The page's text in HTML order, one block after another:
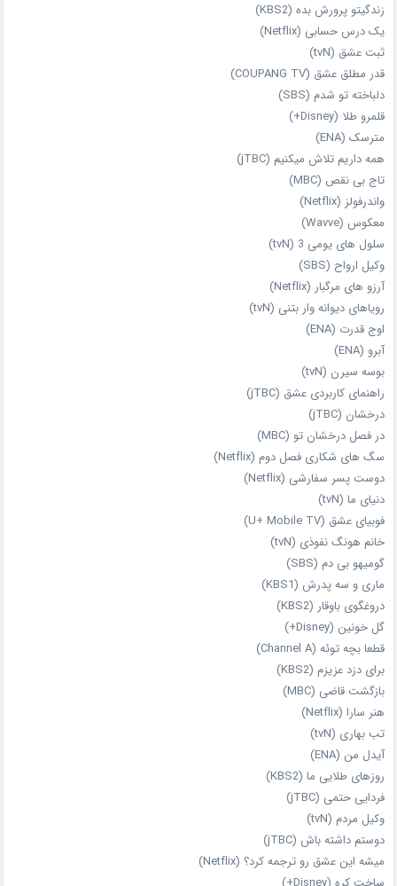
زندگیتو پرورش بده (KBS2)
یک درس حسابی (Netflix)
ثبت عشق (tvN)
قدر مطلق عشق (COUPANG TV)
دلباخته تو شدم (SBS)
قلمرو طلا (Disney+)
مترسک (ENA)
همه داریم تلاش میکنیم (jTBC)
تاج بی‌ نقص (MBC)
واندرفولز (Netflix)
معکوس (Wavve)
سلول های یومی 3 (tvN)
وکیل ارواح (SBS)
آرزو های مرگبار (Netflix)
رویاهای دیوانه‌ وار بتنی (tvN)
اوج قدرت (ENA)
آبرو (ENA)
بوسه سیرن (tvN)
راهنمای کاربردی عشق (jTBC)
درخشان (jTBC)
در فصل درخشان تو (MBC)
سگ های شکاری فصل دوم (Netflix)
دوست‌ پسر سفارشی (Netflix)
دنیای ما (tvN)
فوبیای عشق (U+ Mobile TV)
خانم هونگ نفوذی (tvN)
گومیهو بی دم (SBS)
ماری و سه پدرش (KBS1)
دروغگوی باوقار (KBS2)
گل خونین (Disney+)
قطعا بچه توئه (Channel A)
برای دزد عزیزم (KBS2)
بازگشت قاضی (MBC)
هنر سارا (Netflix)
تب بهاری (tvN)
آیدل من (ENA)
روزهای طلایی ما (KBS2)
فردایی حتمی (jTBC)
وکیل مردم (tvN)
دوستم داشته باش (jTBC)
میشه این عشق رو ترجمه کرد؟ (Netflix)